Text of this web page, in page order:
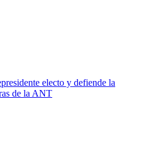
electo y defiende la
de la ANT